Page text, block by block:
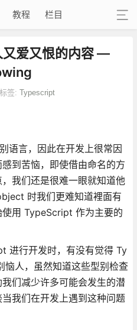
教程 栏目
爱又恨的内容 —
标签: Typescript
语言，因此在开发上很常因
到苦恼，即使借由命名的方
我们还是很难一眼就知道他
时我们更难知道裡面有
用 TypeScript 作为主要的
进行开发时，有没有觉得 Ty
人，虽然知道这些型别检查
们减少许多可能会发生的潜
我们在开发上遇到这种问题